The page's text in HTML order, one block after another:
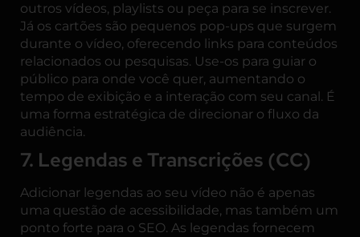
outros vídeos, playlists ou peça para se inscrever.
Já os cartões são pequenos pop-ups que surgem
durante o vídeo, oferecendo links para conteúdos
relacionados ou pesquisas. Use-os para guiar o
público para onde você quer, aumentando o
tempo de exibição e a interação com seu canal. É
uma forma estratégica de direcionar o fluxo da
audiência.
7. Legendas e Transcrições (CC)
Adicionar legendas ao seu vídeo não é apenas
uma questão de acessibilidade, mas também um
ponto forte para o SEO. As legendas fornecem